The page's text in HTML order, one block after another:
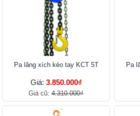
Pa lăng xích kéo tay KCT 5T
Giá: 3.850.000₫
Giá cũ: 4.310.000₫
Pa